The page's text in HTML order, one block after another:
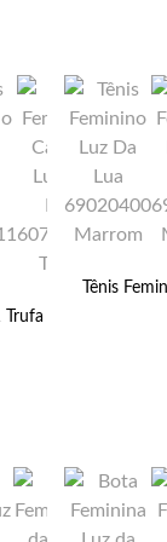
Trufa
Tênis